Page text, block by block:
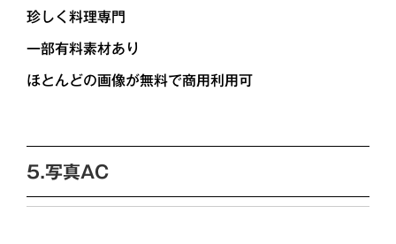
珍しく料理専門
一部有料素材あり
ほとんどの画像が無料で商用利用可
5.写真AC